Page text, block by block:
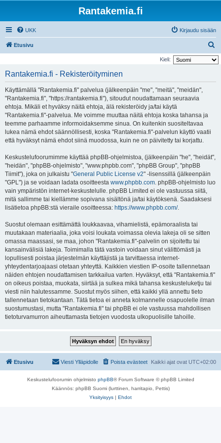
Rantakemia.fi
UKK Kirjaudu sisään
Etusivu
t
Kieli:
Rantakemia.fi - Rekisteröityminen
Käyttämällä "Rantakemia.fi" palvelua (jälkeenpäin "me", "meitä", "meidän",
"Rantakemia.fi", "https://rantakemia.fi"), sitoudut noudattamaan seuraavia
ehtoja. Mikäli et hyväksy näitä ehtoja, älä rekisteröidy ja/tai käytä
"Rantakemia.fi"-palvelua. Me voimme muuttaa näitä ehtoja koska tahansa ja
teemme parhaamme informoidaksemme sinua. On kuitenkin suositeltavaa
lukea nämä ehdot säännöllisesti, koska "Rantakemia.fi"-palvelun käyttö vaatii
että hyväksyt nämä ehdot siinä muodossa, kuin ne on päivitetty tai korjattu.
Keskustelufoorumimme käyttää phpBB-ohjelmistoa, (jälkeenpäin "he", "heidät",
"heidän", "phpBB-ohjelmisto", "www.phpbb.com", "phpBB Group", "phpBB
Tiimit"), joka on julkaistu "General Public License v2" -lisenssillä (jälkeenpäin
"GPL") ja se voidaan ladata osoitteesta www.phpbb.com. phpBB-ohjelmisto luo
vain ympäristön internet-keskustelulle. phpBB Limited ei ole vastuussa siitä,
mitä sallimme tai kiellämme sopivana sisältönä ja/tai käytöksenä. Saadaksesi
lisätietoa phpBB:stä vieraile osoitteessa: https://www.phpbb.com/.
Suostut olemaan esittämättä loukkaavaa, vihamielistä, epämoraalista tai
muutakaan materiaalia, joka voisi loukata voimassa olevia lakeja oli se sitten
omassa maassasi, se maa, johon "Rantakemia.fi"-palvelin on sijoitettu tai
kansainvälisiä lakeja. Toimimalla tätä vastoin voidaan sinut välittömästi ja
lopullisesti poistaa järjestelmän käyttäjistä ja tarvittaessa internet-
yhteydentarjoajaasi otetaan yhteyttä. Kaikkien viestien IP-osoite tallennetaan
näiden ehtojen noudattamisen tarkkailua varten. Hyväksyt, että "Rantakemia.fi"
on oikeus poistaa, muokata, siirtää ja sulkea mikä tahansa keskusteluketju tai
viesti niin halutessamme. Suostut myös siihen, että kaikki yllä annettu tieto
tallennetaan tietokantaan. Tätä tietoa ei anneta kolmannelle osapuolelle ilman
suostumustasi, mutta "Rantakemia.fi" tai phpBB ei ole vastuussa mahdollisen
tietoturvamurron aiheuttamasta tietojen vuodosta ulkopuolisille tahoille.
Etusivu Kaikki ajat ovat UTC+02:00
Poista evästeet
Viesti Ylläpidolle
Keskustelufoorumin ohjelmisto phpBB® Forum Software © phpBB Limited
Käännös: phpBB Suomi (lurttinen, harritapio, Pettis)
Yksityisyys | Ehdot